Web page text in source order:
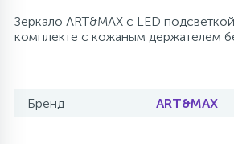
Зеркало ART&MAX с LED
комплекте с кожаным держателем
Бренд ART&MAX